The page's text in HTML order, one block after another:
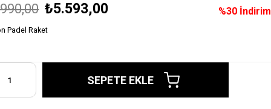
%30İndirim
₺5.593,00
Padel Raket